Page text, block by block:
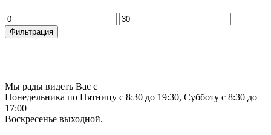
Минимальная
цена
Максимальная
цена
Фильтрация
Мы рады видеть Вас с
Понедельника по Пятницу с 8:30 до 19:30, Субботу с 8:30 до
17:00
Воскресенье выходной.